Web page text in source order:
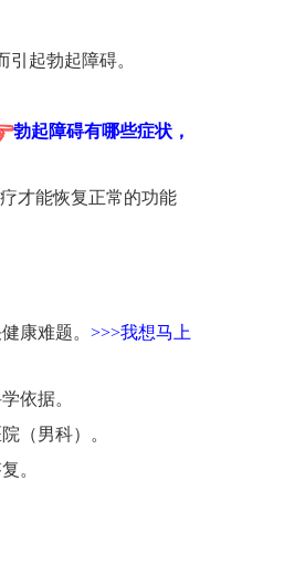
起勃起障碍。
勃起障碍有哪些症状，
才能恢复正常的功能
康难题。 >>>我想马上
依据。
（男科）。
。